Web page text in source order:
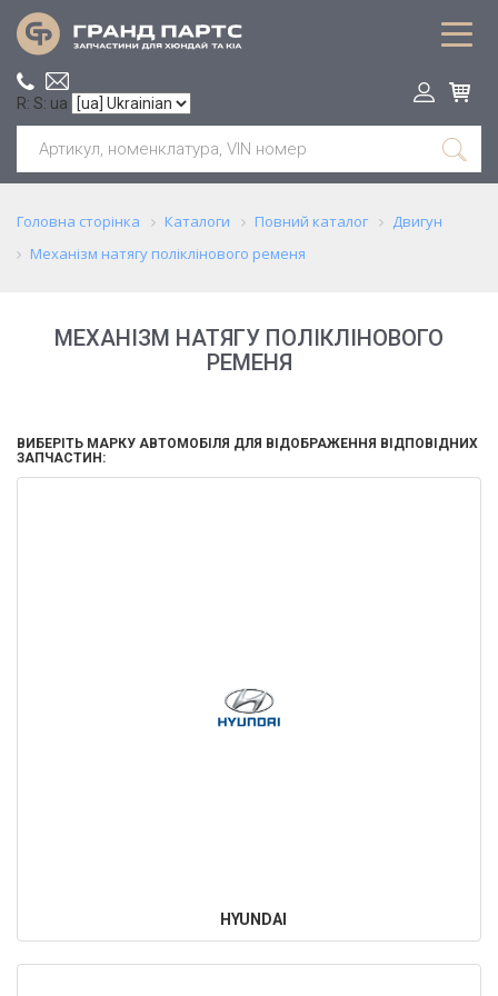
R: S: ua
Головна сторінка Каталоги Повний каталог
Двигун
Механізм натягу поліклінового ременя
МЕХАНІЗМ НАТЯГУ ПОЛІКЛІНОВОГО
РЕМЕНЯ
ВИБЕРІТЬ МАРКУ АВТОМОБІЛЯ ДЛЯ ВІДОБРАЖЕННЯ ВІДПОВІДНИХ
ЗАПЧАСТИН:
HYUNDAI